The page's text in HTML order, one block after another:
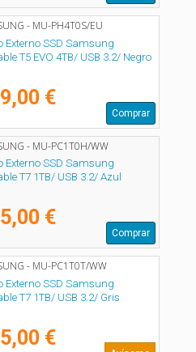
- MU-PH4T0S/EU
Externo SSD Samsung
T5 EVO 4TB/ USB 3.2/ Negro
€
Comprar
- MU-PC1T0H/WW
Externo SSD Samsung
T7 1TB/ USB 3.2/ Azul
€
Comprar
- MU-PC1T0T/WW
Externo SSD Samsung
T7 1TB/ USB 3.2/ Gris
€